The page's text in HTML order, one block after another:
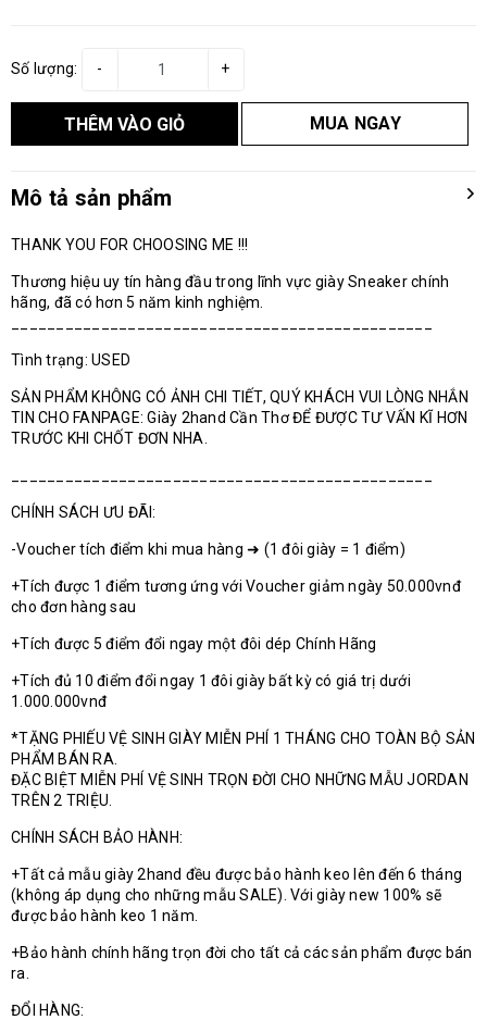
Số lượng: +
-
THÊM VÀO GIỎ MUA NGAY
Mô tả sản phẩm
THANK YOU FOR CHOOSING ME !!!
Thương hiệu uy tín hàng đầu trong lĩnh vực giày Sneaker chính
hãng, đã có hơn 5 năm kinh nghiệm.
Tình trạng: USED
SẢN PHẨM KHÔNG CÓ ẢNH CHI TIẾT, QUÝ KHÁCH VUI LÒNG NHẮN
TIN CHO FANPAGE: Giày 2hand Cần Thơ ĐỂ ĐƯỢC TƯ VẤN KĨ HƠN
TRƯỚC KHI CHỐT ĐƠN NHA.
CHÍNH SÁCH ƯU ĐÃI:
-Voucher tích điểm khi mua hàng ➜ (1 đôi giày = 1 điểm)
+Tích được 1 điểm tương ứng với Voucher giảm ngày 50.000vnđ
cho đơn hàng sau
+Tích được 5 điểm đổi ngay một đôi dép Chính Hãng
+Tích đủ 10 điểm đổi ngay 1 đôi giày bất kỳ có giá trị dưới
1.000.000vnđ
*TẶNG PHIẾU VỆ SINH GIÀY MIỄN PHÍ 1 THÁNG CHO TOÀN BỘ SẢN
PHẨM BÁN RA.
ĐẶC BIỆT MIỄN PHÍ VỆ SINH TRỌN ĐỜI CHO NHỮNG MẪU JORDAN
TRÊN 2 TRIỆU.
CHÍNH SÁCH BẢO HÀNH:
+Tất cả mẫu giày 2hand đều được bảo hành keo lên đến 6 tháng
(không áp dụng cho những mẫu SALE). Với giày new 100% sẽ
được bảo hành keo 1 năm.
+Bảo hành chính hãng trọn đời cho tất cả các sản phẩm được bán
ra.
ĐỔI HÀNG: